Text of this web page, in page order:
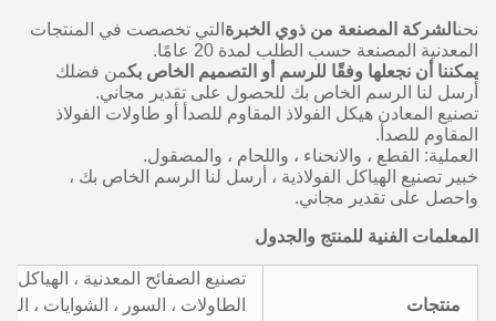
نحنالشركة المصنعة من ذوي الخبرة التي تخصصت في المنتجات
المعدنية المصنعة حسب الطلب لمدة 20 عامًا.
يمكننا أن نجعلها وفقًا للرسم أو التصميم الخاص بكمن فضلك
أرسل لنا الرسم الخاص بك للحصول على تقدير مجاني.
تصنيع المعادن هيكل الفولاذ المقاوم للصدأ أو طاولات الفولاذ
المقاوم للصدأ.
العملية: القطع ، والانحناء ، واللحام ، والمصقول.
خبير تصنيع الهياكل الفولاذية ، أرسل لنا الرسم الخاص بك ،
واحصل على تقدير مجاني.
المعلمات الفنية للمنتج والجدول
منتجات
تصنيع الصفائح المعدنية ، الهياكل
الطاولات ، السور ، الشوايات ،